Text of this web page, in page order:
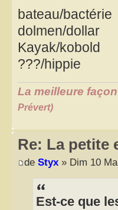
bateau/bactérie
dolmen/dollar
Kayak/kobold
???/hippie
La meilleure
Prévert)
Re: La petite
de Styx » Dim 10
Est-ce que